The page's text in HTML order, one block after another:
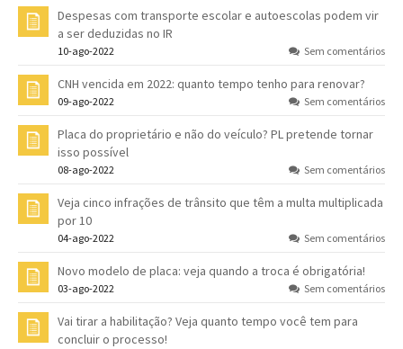
Despesas com transporte escolar e autoescolas podem vir
a ser deduzidas no IR
10-ago-2022 Sem comentários
CNH vencida em 2022: quanto tempo tenho para renovar?
09-ago-2022 Sem comentários
Placa do proprietário e não do veículo? PL pretende tornar
isso possível
08-ago-2022 Sem comentários
Veja cinco infrações de trânsito que têm a multa multiplicada
por 10
04-ago-2022 Sem comentários
Novo modelo de placa: veja quando a troca é obrigatória!
03-ago-2022 Sem comentários
Vai tirar a habilitação? Veja quanto tempo você tem para
concluir o processo!